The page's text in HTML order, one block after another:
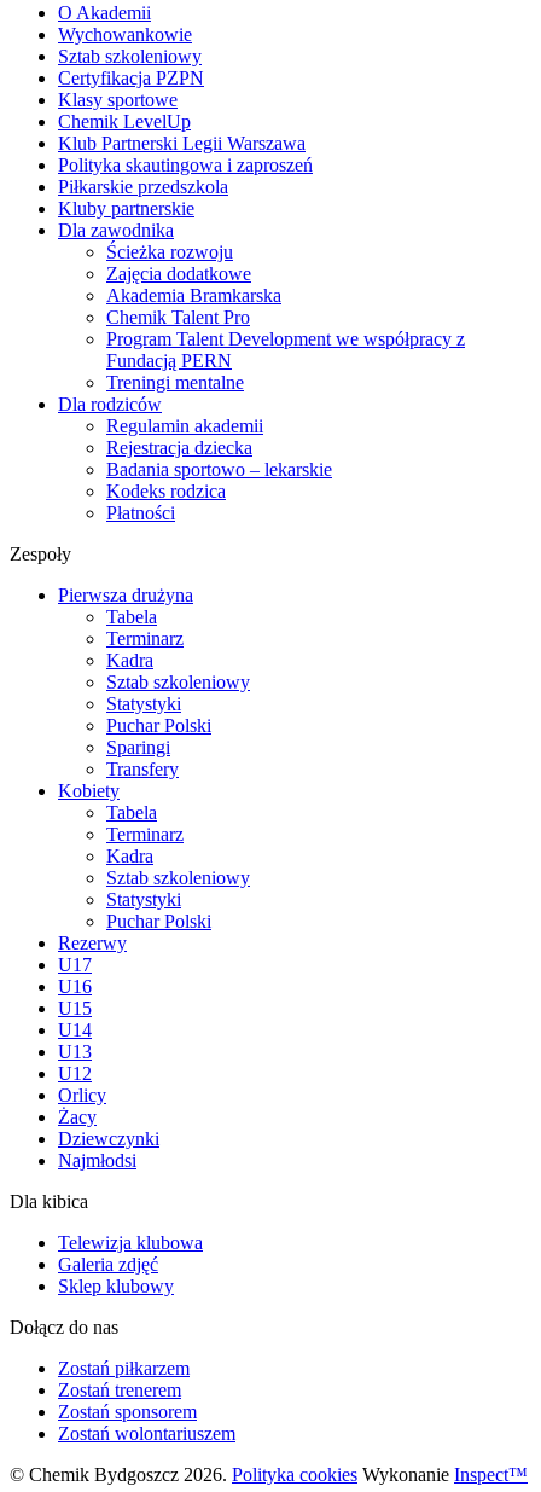
O Akademii
Wychowankowie
Sztab szkoleniowy
Certyfikacja PZPN
Klasy sportowe
Chemik LevelUp
Klub Partnerski Legii Warszawa
Polityka skautingowa i zaproszeń
Piłkarskie przedszkola
Kluby partnerskie
Dla zawodnika
Ścieżka rozwoju
Zajęcia dodatkowe
Akademia Bramkarska
Chemik Talent Pro
Program Talent Development we współpracy z
Fundacją PERN
Treningi mentalne
Dla rodziców
Regulamin akademii
Rejestracja dziecka
Badania sportowo – lekarskie
Kodeks rodzica
Płatności
Zespoły
Pierwsza drużyna
Tabela
Terminarz
Kadra
Sztab szkoleniowy
Statystyki
Puchar Polski
Sparingi
Transfery
Kobiety
Tabela
Terminarz
Kadra
Sztab szkoleniowy
Statystyki
Puchar Polski
Rezerwy
U17
U16
U15
U14
U13
U12
Orlicy
Żacy
Dziewczynki
Najmłodsi
Dla kibica
Telewizja klubowa
Galeria zdjęć
Sklep klubowy
Dołącz do nas
Zostań piłkarzem
Zostań trenerem
Zostań sponsorem
Zostań wolontariuszem
© Chemik Bydgoszcz 2026. Polityka cookies Wykonanie Inspect™